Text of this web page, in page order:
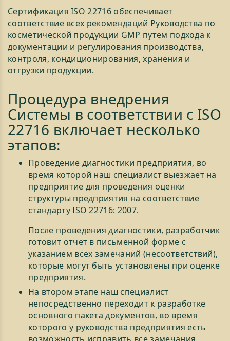
Сертификация ISO 22716 обеспечивает
соответствие всех рекомендаций Руководства по
косметической продукции GMP путем подхода к
документации и регулирования производства,
контроля, кондиционирования, хранения и
отгрузки продукции.
Процедура внедрения
Системы в соответствии с ISO
22716 включает несколько
этапов:
Проведение диагностики предприятия, во
время которой наш специалист выезжает на
предприятие для проведения оценки
структуры предприятия на соответствие
стандарту ISO 22716: 2007.
После проведения диагностики, разработчик
готовит отчет в письменной форме с
указанием всех замечаний (несоответствий),
которые могут быть установлены при оценке
предприятия.
На втором этапе наш специалист
непосредственно переходит к разработке
основного пакета документов, во время
которого у руководства предприятия есть
возможность исправить все замечания,